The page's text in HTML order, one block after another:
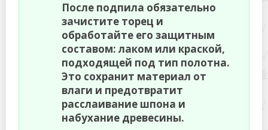
После подпила обязательно
зачистите торец и
обработайте его защитным
составом: лаком или краской,
подходящей под тип полотна.
Это сохранит материал от
влаги и предотвратит
расслаивание шпона и
набухание древесины.